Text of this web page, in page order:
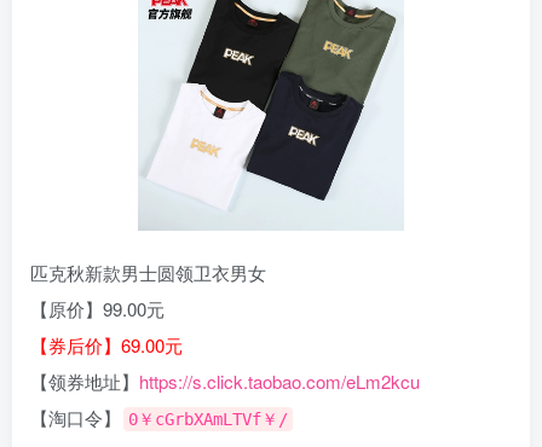
匹克秋新款男士圆领卫衣男女
【原价】99.00元
【券后价】69.00元
【领券地址】 https://s.click.taobao.com/eLm2kcu
【淘口令】
0￥cGrbXAmLTVf￥/